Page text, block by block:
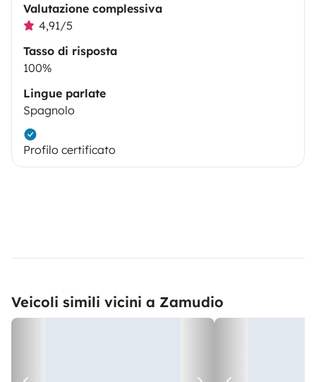
Valutazione complessiva
4,91/5
Tasso di risposta
100%
Lingue parlate
Spagnolo
Profilo certificato
Veicoli simili vicini a Zamudio